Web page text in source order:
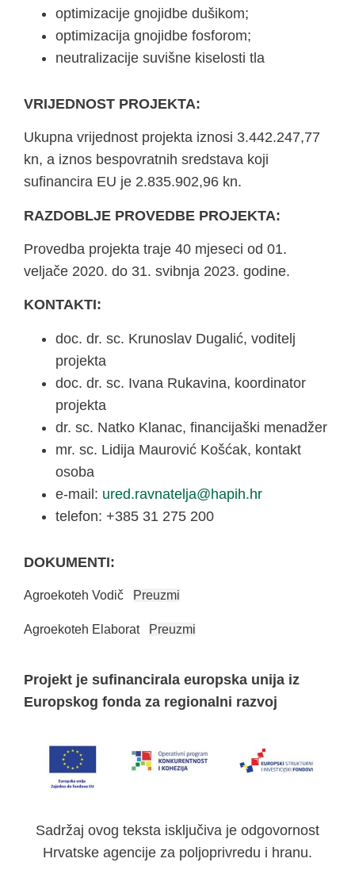
optimizacije gnojidbe dušikom;
optimizacija gnojidbe fosforom;
neutralizacije suvišne kiselosti tla
VRIJEDNOST PROJEKTA:
Ukupna vrijednost projekta iznosi 3.442.247,77
kn, a iznos bespovratnih sredstava koji
sufinancira EU je 2.835.902,96 kn.
RAZDOBLJE PROVEDBE PROJEKTA:
Provedba projekta traje 40 mjeseci od 01.
veljače 2020. do 31. svibnja 2023. godine.
KONTAKTI:
doc. dr. sc. Krunoslav Dugalić, voditelj
projekta
doc. dr. sc. Ivana Rukavina, koordinator
projekta
dr. sc. Natko Klanac, financijaški menadžer
mr. sc. Lidija Maurović Košćak, kontakt
osoba
e-mail:
rh.hipah
@ajletanvar.deru
telefon: +385 31 275 200
DOKUMENTI:
Agroekoteh Vodič Preuzmi
Agroekoteh Elaborat Preuzmi
Projekt je sufinancirala europska unija iz
Europskog fonda za regionalni razvoj
Sadržaj ovog teksta isključiva je odgovornost
Hrvatske agencije za poljoprivredu i hranu.